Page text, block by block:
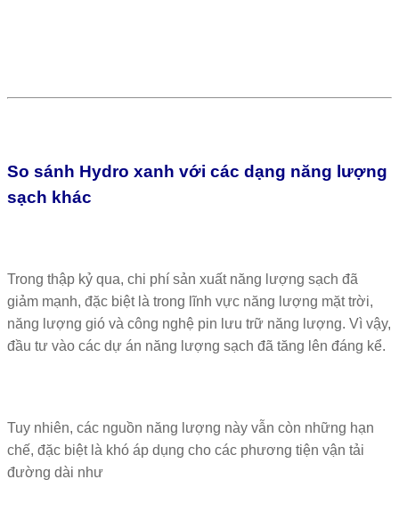
So sánh Hydro xanh với các dạng năng lượng
sạch khác
Trong thập kỷ qua, chi phí sản xuất năng lượng sạch đã
giảm mạnh, đặc biệt là trong lĩnh vực năng lượng mặt trời,
năng lượng gió và công nghệ pin lưu trữ năng lượng. Vì vậy,
đầu tư vào các dự án năng lượng sạch đã tăng lên đáng kể.
Tuy nhiên, các nguồn năng lượng này vẫn còn những hạn
chế, đặc biệt là khó áp dụng cho các phương tiện vận tải
đường dài như